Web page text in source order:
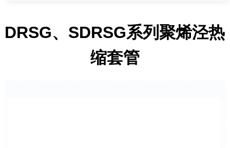
DRSG、SDRSG系列聚烯泾热
缩套管